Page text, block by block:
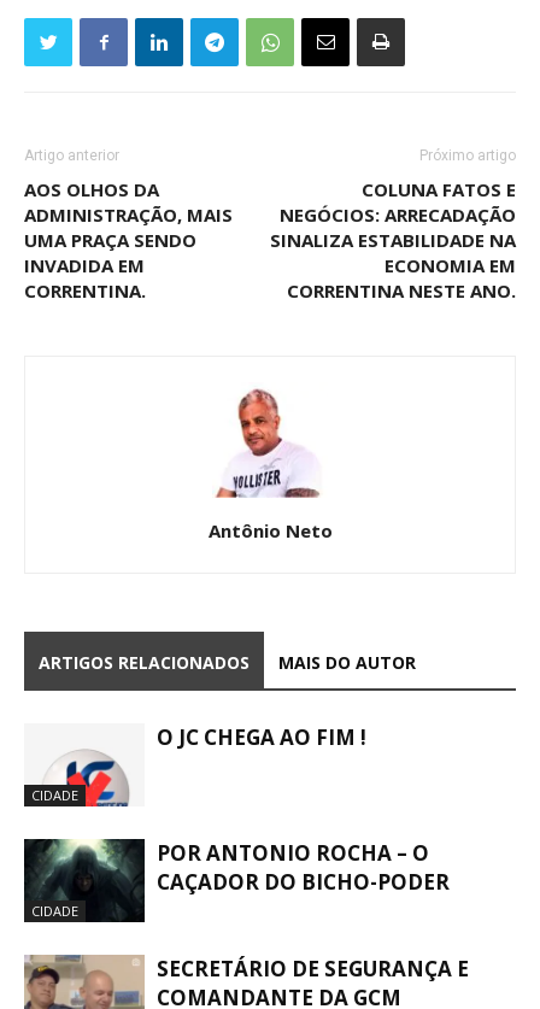
Artigo anterior
AOS OLHOS DA
ADMINISTRAÇÃO, MAIS
UMA PRAÇA SENDO
INVADIDA EM
CORRENTINA.
Próximo artigo
COLUNA FATOS E
NEGÓCIOS: ARRECADAÇÃO
SINALIZA ESTABILIDADE NA
ECONOMIA EM
CORRENTINA NESTE ANO.
Antônio Neto
ARTIGOS RELACIONADOS MAIS DO AUTOR
CIDADE
O JC CHEGA AO FIM !
CIDADE
POR ANTONIO ROCHA – O
CAÇADOR DO BICHO-PODER
SECRETÁRIO DE SEGURANÇA E
COMANDANTE DA GCM